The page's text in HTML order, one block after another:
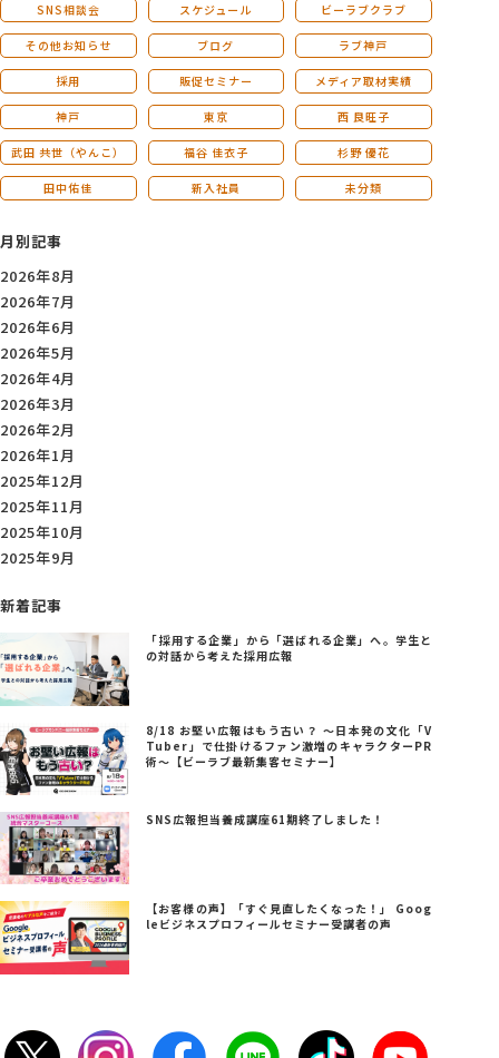
SNS相談会 スケジュール ビーラブクラブ
その他お知らせ ブログ ラブ神戸
採用 販促セミナー メディア取材実績
神戸 東京 西 良旺子
武田 共世（やんこ） 福谷 佳衣子 杉野 優花
田中佑佳 新入社員 未分類
月別記事
2026年8月
2026年7月
2026年6月
2026年5月
2026年4月
2026年3月
2026年2月
2026年1月
2025年12月
2025年11月
2025年10月
2025年9月
新着記事
「採用する企業」から「選ばれる企業」へ。学生と
の対話から考えた採用広報
8/18 お堅い広報はもう古い？ ～日本発の文化「V
Tuber」で仕掛けるファン激増のキャラクターPR
術～【ビーラブ最新集客セミナー】
SNS広報担当養成講座61期終了しました！
【お客様の声】「すぐ見直したくなった！」 Goog
leビジネスプロフィールセミナー受講者の声